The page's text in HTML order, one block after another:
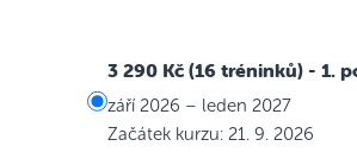
3 290 Kč (16 tréninků) - 1.
září 2026 – leden 2027
Začátek kurzu: 21. 9. 2026